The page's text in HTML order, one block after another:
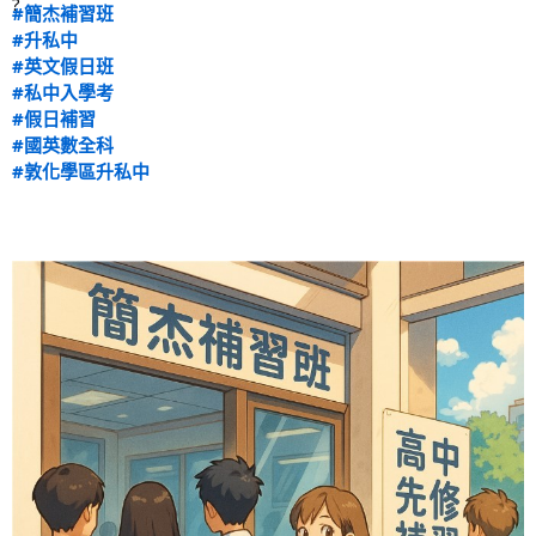
#簡杰補習班
#升私中
#英文假日班
#私中入學考
#假日補習
#國英數全科
#敦化學區升私中